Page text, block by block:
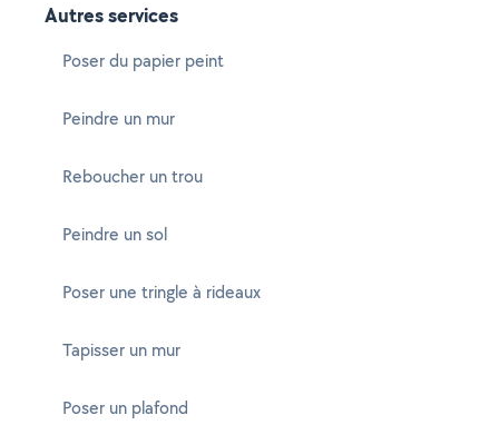
Autres services
Poser du papier peint
Peindre un mur
Reboucher un trou
Peindre un sol
Poser une tringle à rideaux
Tapisser un mur
Poser un plafond